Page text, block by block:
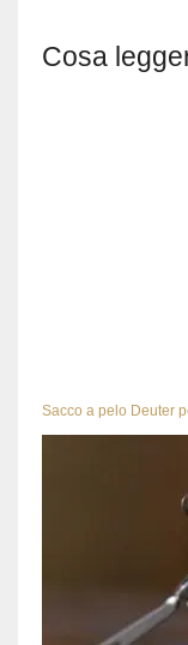
Cosa
Sacco a pelo Deuter